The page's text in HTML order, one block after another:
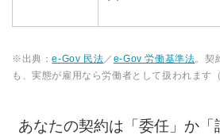
※出典：e-Gov 民法／ e-Gov 労働基準法。契
も、実態が雇用なら労働者として扱われます
あなたの契約は「委任」か